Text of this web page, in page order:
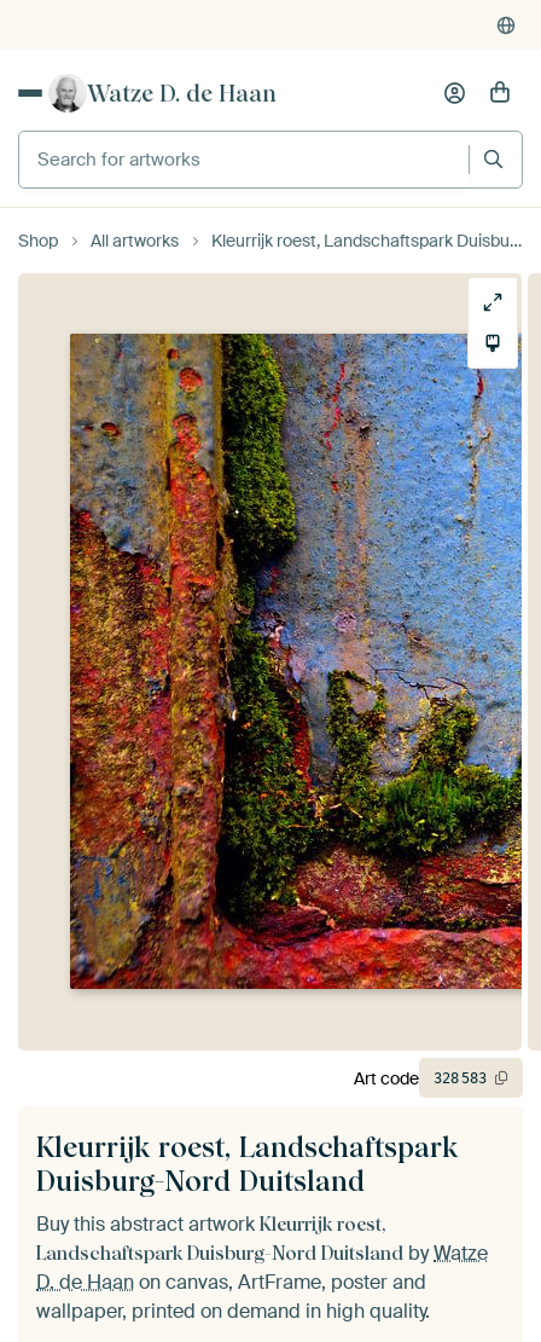
Watze D. de Haan
Search for artworks
Shop All artworks Kleurrijk roest, Landschaftspark Duisburg-Nord Duitsland
Kleurrijk roest, Landschaftspark
Duisburg-Nord Duitsland
Buy this abstract artwork Kleurrijk roest,
Landschaftspark Duisburg-Nord Duitsland byWatze
D. de Haanon canvas, ArtFrame, poster and
wallpaper, printed on demand in high quality.
Art code 328583